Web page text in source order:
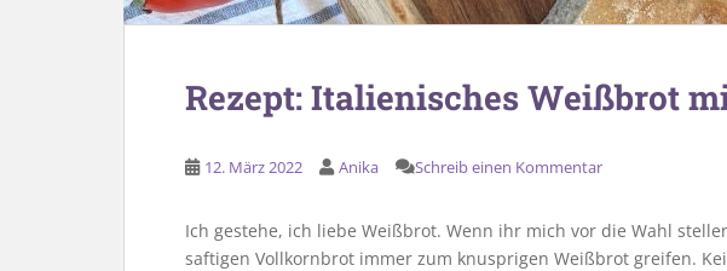
Rezept: Italienisches Weißbrot
12. März 2022 Anika Schreib einen Kommentar
Ich gestehe, ich liebe Weißbrot. Wenn ihr mich vor die Wahl
saftigen Vollkornbrot immer zum knusprigen Weißbrot greifen.